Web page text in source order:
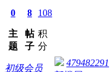
0
主
题
8
帖
子
108
积
分
初级会员
479482291